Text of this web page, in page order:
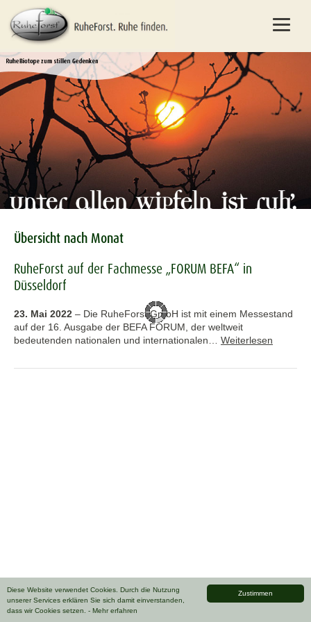
Zustimmen
Diese Website verwendet Cookies. Durch die Nutzung
unserer Services erklären Sie sich damit einverstanden,
dass wir Cookies setzen. - Mehr erfahren
Übersicht nach Monat
RuheForst auf der Fachmesse „FORUM BEFA“ in
Düsseldorf
23. Mai 2022 – Die RuheForst GmbH ist mit einem Messestand
auf der 16. Ausgabe der BEFA FORUM, der weltweit
bedeutenden nationalen und internationalen… Weiterlesen